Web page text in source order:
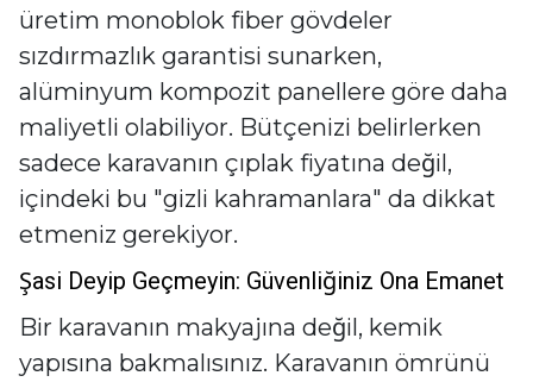
üretim monoblok fiber gövdeler
sızdırmazlık garantisi sunarken,
alüminyum kompozit panellere göre daha
maliyetli olabiliyor. Bütçenizi belirlerken
sadece karavanın çıplak fiyatına değil,
içindeki bu "gizli kahramanlara" da dikkat
etmeniz gerekiyor.
Şasi Deyip Geçmeyin: Güvenliğiniz Ona Emanet
Bir karavanın makyajına değil, kemik
yapısına bakmalısınız. Karavanın ömrünü